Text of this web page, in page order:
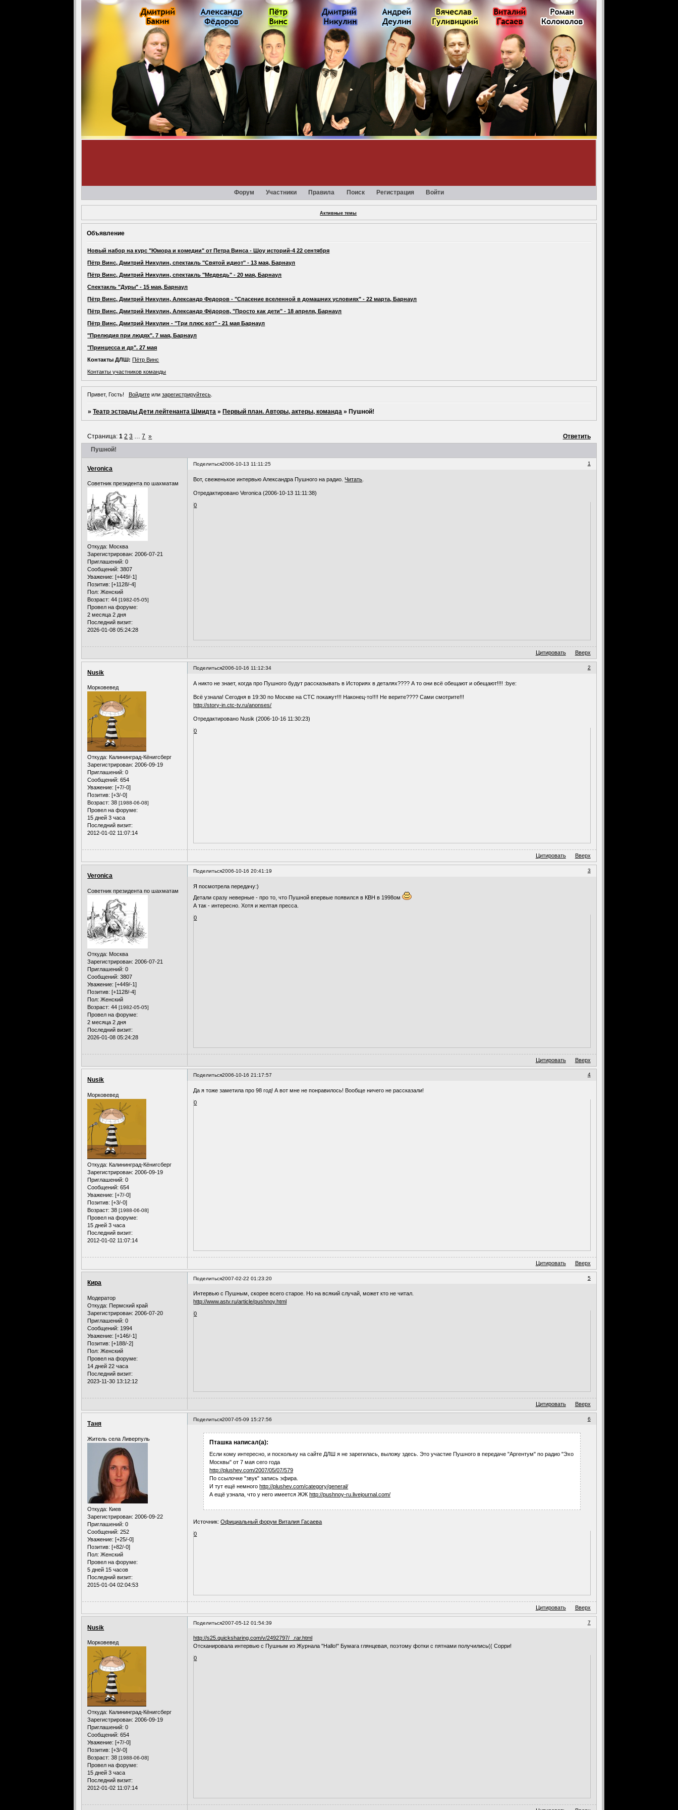
Форум Участники Правила Поиск Регистрация Войти
Активные темы
Объявление
Новый набор на курс "Юмора и комедии" от Петра Винса - Шоу историй-4 22 сентября
Пётр Винс, Дмитрий Никулин, спектакль "Святой идиот" - 13 мая, Барнаул
Пётр Винс, Дмитрий Никулин, спектакль "Медведь" - 20 мая, Барнаул
Спектакль "Дуры" - 15 мая, Барнаул
Пётр Винс, Дмитрий Никулин, Александр Федоров - "Спасение вселенной в домашних условиях" - 22 марта, Барнаул
Пётр Винс, Дмитрий Никулин, Александр Фёдоров, "Просто как дети" - 18 апреля, Барнаул
Пётр Винс, Дмитрий Никулин - "Три плюс кот" - 21 мая Барнаул
"Прелюдия при людях". 7 мая, Барнаул
"Принцесса и др". 27 мая
Контакты ДЛШ: Пётр Винс
Контакты участников команды
Привет, Гость! Войдитеили зарегистрируйтесь.
»Театр эстрады Дети лейтенанта Шмидта » Первый план. Авторы, актеры, команда » Пушной!
Пушной!
Страница:1 2 3 … 7 » Ответить
Поделиться 1
2006-10-13 11:11:25
Veronica
Советник президента по шахматам
Откуда: Москва
Зарегистрирован: 2006-07-21
Приглашений: 0
Сообщений: 3807
Уважение: [+449/-1]
Позитив: [+1128/-4]
Пол: Женский
Возраст: 44[1982-05-05]
Провел на форуме:
2 месяца 2 дня
Последний визит:
2026-01-08 05:24:28
Вот, свеженькое интервью Александра Пушного на радио.Читать
Отредактировано Veronica (2006-10-13 11:11:38)
0
Цитировать Вверх
Поделиться 2
2006-10-16 11:12:34
Nusik
Морковевед
Откуда: Калининград-Кёнигсберг
Зарегистрирован: 2006-09-19
Приглашений: 0
Сообщений: 654
Уважение: [+7/-0]
Позитив: [+3/-0]
Возраст: 38[1988-06-08]
Провел на форуме:
15 дней 3 часа
Последний визит:
2012-01-02 11:07:14
А никто не знает, когда про Пушного будут рассказывать в Историях в деталях???? А то они всё обещают и обещают!!!! :bye:
Всё узнала! Сегодня в 19:30 по Москве на СТС покажут!!! Наконец-то!!!! Не верите???? Сами смотрите!!!
http://story-in.ctc-tv.ru/anonses/
Отредактировано Nusik (2006-10-16 11:30:23)
0
Цитировать Вверх
Поделиться 3
2006-10-16 20:41:19
Veronica
Советник президента по шахматам
Откуда: Москва
Зарегистрирован: 2006-07-21
Приглашений: 0
Сообщений: 3807
Уважение: [+449/-1]
Позитив: [+1128/-4]
Пол: Женский
Возраст: 44[1982-05-05]
Провел на форуме:
2 месяца 2 дня
Последний визит:
2026-01-08 05:24:28
Я посмотрела передачу:)
Детали сразу неверные - про то, что Пушной впервые появился в КВН в 1998ом
А так - интересно. Хотя и желтая пресса.
0
Цитировать Вверх
Поделиться 4
2006-10-16 21:17:57
Nusik
Морковевед
Откуда: Калининград-Кёнигсберг
Зарегистрирован: 2006-09-19
Приглашений: 0
Сообщений: 654
Уважение: [+7/-0]
Позитив: [+3/-0]
Возраст: 38[1988-06-08]
Провел на форуме:
15 дней 3 часа
Последний визит:
2012-01-02 11:07:14
Да я тоже заметила про 98 год! А вот мне не понравилось! Вообще ничего не рассказали!
0
Цитировать Вверх
Поделиться 5
2007-02-22 01:23:20
Кира
Модератор
Откуда: Пермский край
Зарегистрирован: 2006-07-20
Приглашений: 0
Сообщений: 1994
Уважение: [+146/-1]
Позитив: [+188/-2]
Пол: Женский
Провел на форуме:
14 дней 22 часа
Последний визит:
2023-11-30 13:12:12
Интервью с Пушным, скорее всего старое. Но на всякий случай, может кто не читал.
http://www.astv.ru/article/pushnoy.html
0
Цитировать Вверх
Поделиться 6
2007-05-09 15:27:56
Таня
Житель села Ливерпуль
Откуда: Киев
Зарегистрирован: 2006-09-22
Приглашений: 0
Сообщений: 252
Уважение: [+25/-0]
Позитив: [+82/-0]
Пол: Женский
Провел на форуме:
5 дней 15 часов
Последний визит:
2015-01-04 02:04:53
Пташка написал(а):
Если кому интересно, и поскольку на сайте ДЛШ я не зарегилась, выложу здесь. Это участие Пушного в передаче "Аргентум" по радио "Эхо
Москвы" от 7 мая сего года
http://plushev.com/2007/05/07/579
По ссылочке "звук" запись эфира.
И тут ещё немногоhttp://plushev.com/category/general/
А ещё узнала, что у него имеется ЖЖhttp://pushnoy-ru.livejournal.com/
Источник:Официальный форум Виталия Гасаева
0
Цитировать Вверх
Поделиться 7
2007-05-12 01:54:39
Nusik
Морковевед
Откуда: Калининград-Кёнигсберг
Зарегистрирован: 2006-09-19
Приглашений: 0
Сообщений: 654
Уважение: [+7/-0]
Позитив: [+3/-0]
Возраст: 38[1988-06-08]
Провел на форуме:
15 дней 3 часа
Последний визит:
2012-01-02 11:07:14
http://s25.quicksharing.com/v/2492797/_.rar.html
Отсканировала интервью с Пушным из Журнала "Hallo!" Бумага глянцевая, поэтому фотки с пятнами получились(( Сорри!
0